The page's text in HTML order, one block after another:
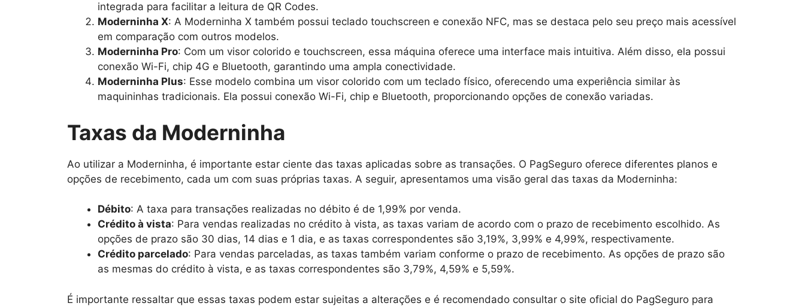
integrada para facilitar a leitura de QR Codes.
Moderninha X: A Moderninha X também possui teclado touchscreen e conexão NFC, mas se destaca pelo seu preço mais acessível
em comparação com outros modelos.
Moderninha Pro: Com um visor colorido e touchscreen, essa máquina oferece uma interface mais intuitiva. Além disso, ela possui
conexão Wi-Fi, chip 4G e Bluetooth, garantindo uma ampla conectividade.
Moderninha Plus: Esse modelo combina um visor colorido com um teclado físico, oferecendo uma experiência similar às
maquininhas tradicionais. Ela possui conexão Wi-Fi, chip e Bluetooth, proporcionando opções de conexão variadas.
Taxas da Moderninha
Ao utilizar a Moderninha, é importante estar ciente das taxas aplicadas sobre as transações. O PagSeguro oferece diferentes planos e
opções de recebimento, cada um com suas próprias taxas. A seguir, apresentamos uma visão geral das taxas da Moderninha:
Débito: A taxa para transações realizadas no débito é de 1,99% por venda.
Crédito à vista: Para vendas realizadas no crédito à vista, as taxas variam de acordo com o prazo de recebimento escolhido. As
opções de prazo são 30 dias, 14 dias e 1 dia, e as taxas correspondentes são 3,19%, 3,99% e 4,99%, respectivamente.
Crédito parcelado: Para vendas parceladas, as taxas também variam conforme o prazo de recebimento. As opções de prazo são
as mesmas do crédito à vista, e as taxas correspondentes são 3,79%, 4,59% e 5,59%.
É importante ressaltar que essas taxas podem estar sujeitas a alterações e é recomendado consultar o site oficial do PagSeguro para